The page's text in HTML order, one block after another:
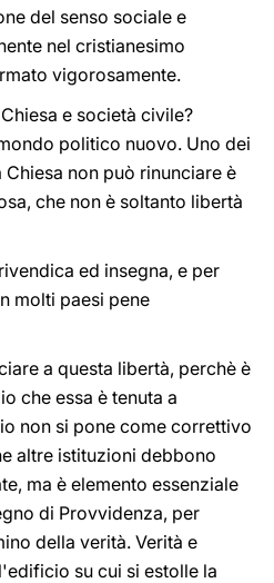
del senso sociale e
nel cristianesimo
vigorosamente.
e società civile?
politico nuovo. Uno dei
non può rinunciare è
che non è soltanto libertà
ed insegna, e per
molti paesi pene
a questa libertà, perchè è
che essa è tenuta a
non si pone come correttivo
altre istituzioni debbono
ma è elemento essenziale
di Provvidenza, per
della verità. Verità e
su cui si estolle la